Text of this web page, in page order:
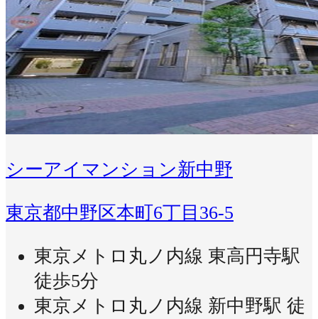
シーアイマンション新中野
東京都中野区本町6丁目36-5
東京メトロ丸ノ内線 東高円寺駅
徒歩5分
東京メトロ丸ノ内線 新中野駅 徒